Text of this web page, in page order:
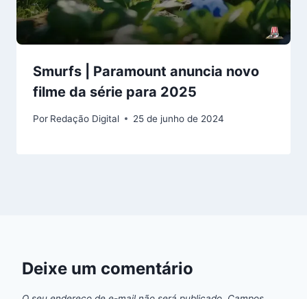
Smurfs | Paramount anuncia novo
filme da série para 2025
Por Redação Digital 25 de junho de 2024
Deixe um comentário